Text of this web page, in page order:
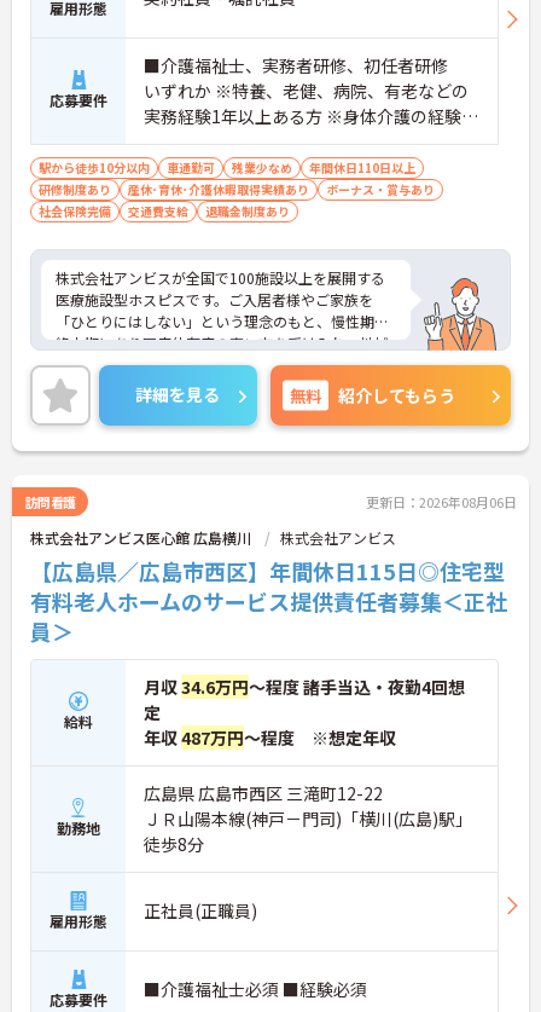
雇用形態
応募要件
■介護福祉士、実務者研修、初任者研修
いずれか ※特養、老健、病院、有老などの
実務経験1年以上ある方 ※身体介護の経験年
以上ある方、機械浴の使用の経験のある方
歓迎
駅から徒歩10分以内 車通勤可 残業少なめ
年間休日110日以上
研修制度あり
産休･育休･介護休暇取得実績あり
ボーナス・賞与あり
社会保険完備
交通費支給 退職金制度あり
株式会社アンビスが全国で100施設以上を展開する
医療施設型ホスピスです。ご入居者様やご家族を
「ひとりにはしない」という理念のもと、慢性期や
終末期にあり医療依存度の高い方を受け入れ、地域
医療を支える社会的意義の高い事業を推進していま
す。現場には看護師が24時間常駐しています。急変
時の対応や医療行為は看護師が担当するため、初任
者研修や実務者研修の方も食事介助や入浴介助など
の生活を支えるケアに専念できる環境です。多職種
連携の体制がしっかりと整っています。働き方の面
では、夜勤明けの翌日が原則として公休となるほ
か、月平均の残業時間も5時間から7時間程度とかな
り少なめです。常勤スタッフの比率が90パーセント
を超えているため急な勤務変更が発生しにくく、あ
らかじめ決められた訪問予定表に沿って規則正しく
働けます。入職後は現場スタッフによるお一人おひ
とりに合わせた個別のOJT研修が実施されます。eラ
専門性を着実に深めていける環境が用意されていま
す。
★おすすめPOINT★
・入職後はお一人おひとりの習熟度に合わせた個別
のＯＪＴ研修を実施し、ｅラーニングを用いた学習
の機会も提供されます
の対応や専門的な医療処置は看護師が担当するため
負担が減ります
・介護スタッフと看護スタッフの比率が1対1で相談
しやすく、初任者研修や実務者研修からでも着実に
専門性を高められます
＜残業月7時間以下で身体の負担を軽減！＞
詳細を見る 無料 紹介してもらう
訪問看護 更新日：2026年08月06日
株式会社アンビス医心館 広島横川 株式会社アンビス
【広島県／広島市西区】年間休日115日◎住宅型
有料老人ホームのサービス提供責任者募集＜正社
員＞
給料
月収34.6万円～程度 諸手当込・夜勤4回想
定
年収487万円～程度 ※想定年収
勤務地
広島県 広島市西区 三滝町12-22
ＪＲ山陽本線(神戸－門司)「横川(広島)駅」
徒歩8分
雇用形態 正社員(正職員)
応募要件 ■介護福祉士必須 ■経験必須